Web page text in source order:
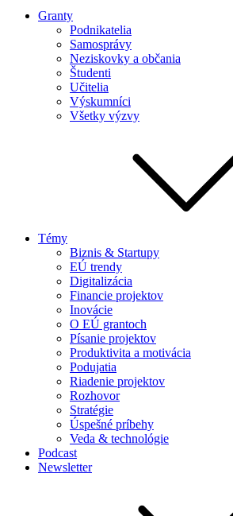
Granty
Podnikatelia
Samosprávy
Neziskovky a občania
Študenti
Učitelia
Výskumníci
Všetky výzvy
Témy
Biznis & Startupy
EÚ trendy
Digitalizácia
Financie projektov
Inovácie
O EÚ grantoch
Písanie projektov
Produktivita a motivácia
Podujatia
Riadenie projektov
Rozhovor
Stratégie
Úspešné príbehy
Veda & technológie
Podcast
Newsletter